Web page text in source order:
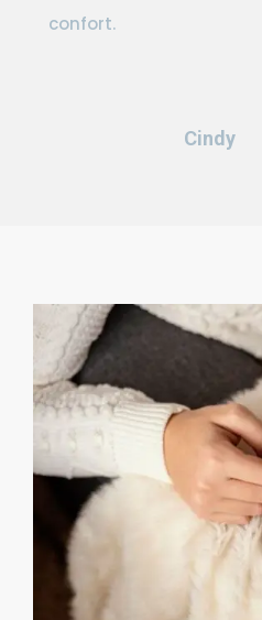
confort.
Cindy